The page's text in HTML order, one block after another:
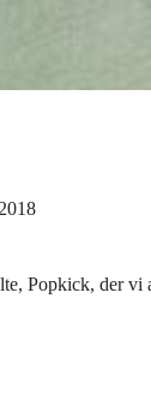
Popkick, der vi